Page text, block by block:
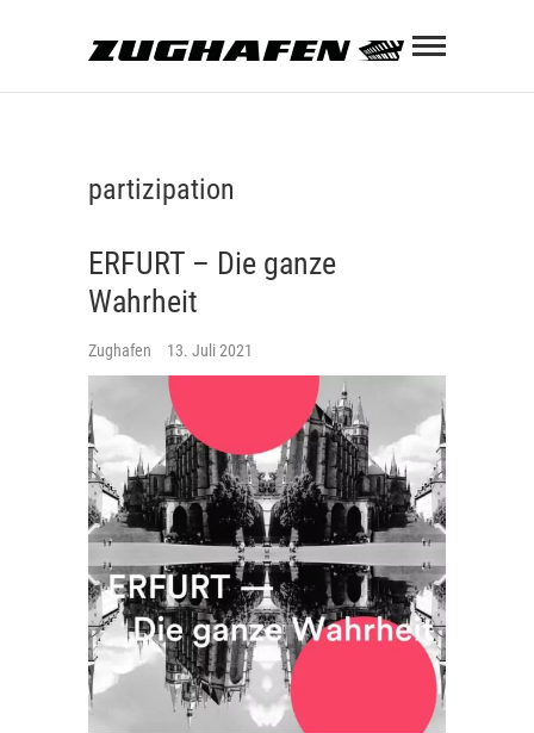
partizipation
ERFURT – Die ganze
Wahrheit
Zughafen 13. Juli 2021